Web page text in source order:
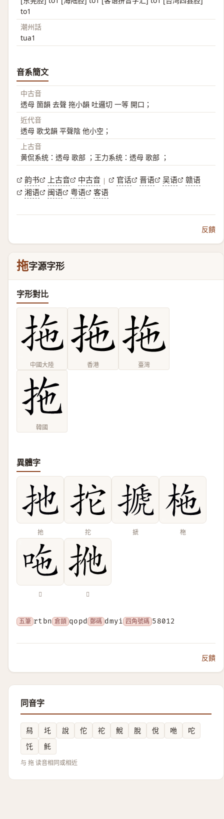
to1
潮州話
tua1
音系簡文
中古音
透母 箇韻 去聲 拖小韻 吐邏切 一等 開口；
近代音
透母 歌戈韻 平聲陰 他小空；
上古音
黄侃系统：透母 歌部 ；王力系统：透母 歌部 ；
韵书 上古音 中古音 | 官话 晋语 吴语
赣语
湘语
闽语 粤语 客语
反饋
拖字源字形
字形對比
中國大陸 香港 臺灣
韓國
異體字
扡 拕 搋 柂
𠰹 𢫌
五筆 rtbn 倉頡 qopd 鄭碼 dmyi 四角號碼 58012
反饋
同音字
舄 圫 說 佗 袉 鮵 脫 侻 咃
咜
饦
魠
与 拖 读音相同或相近